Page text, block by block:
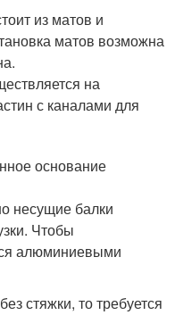
из матов и
матов возможна
на
с каналами для
основание
несущие балки
Чтобы
алюминиевыми
стяжки, то требуется